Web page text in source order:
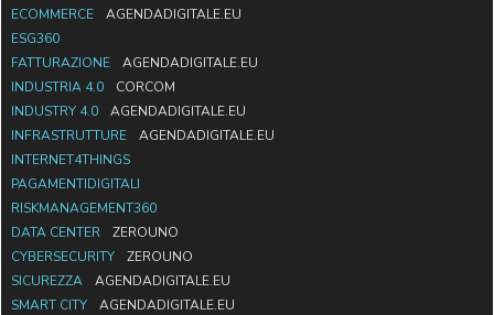
ECOMMERCE
AGENDADIGITALE.EU
ESG360
FATTURAZIONE
AGENDADIGITALE.EU
INDUSTRIA 4.0
CORCOM
INDUSTRY 4.0
AGENDADIGITALE.EU
INFRASTRUTTURE
AGENDADIGITALE.EU
INTERNET4THINGS
PAGAMENTIDIGITALI
RISKMANAGEMENT360
DATA CENTER
ZEROUNO
CYBERSECURITY
ZEROUNO
SICUREZZA
AGENDADIGITALE.EU
SMART CITY
AGENDADIGITALE.EU